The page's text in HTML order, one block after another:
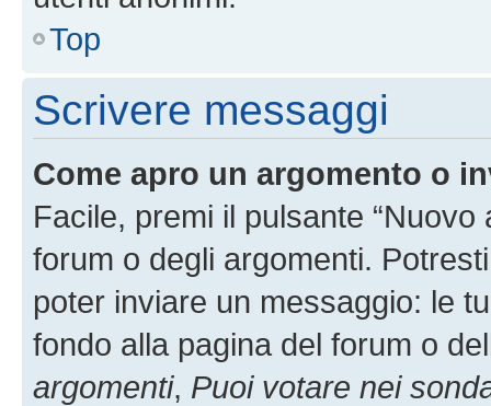
Top
Scrivere messaggi
Come apro un argomento o
Facile, premi il pulsante
forum o degli argomenti.
poter inviare un messaggio: le
fondo alla pagina del forum o
argomenti, Puoi votare nei